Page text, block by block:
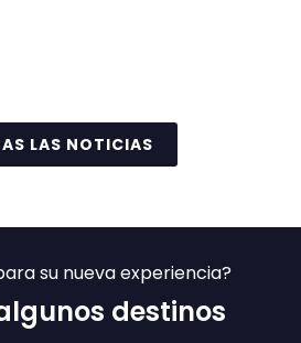
LAS NOTICIAS
su nueva experiencia?
destinos